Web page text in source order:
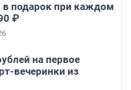
в подарок при каждом
₽
на первое
вечеринки из